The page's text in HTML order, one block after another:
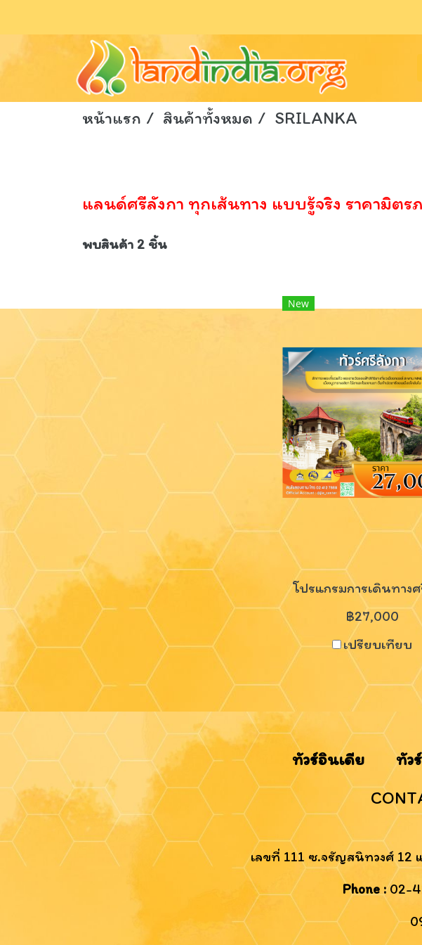
หน้าแรก สินค้าทั้งหมด SRILANKA
แลนด์ศรีลังกา ทุกเส้นทาง แบบรู้จริง ราคามิตร
พบสินค้า 2 ชิ้น
New
฿27,000
เปรียบเทียบ
ทัวร์อินเดีย ทัว
เลขที่ 111 ซ.จรัญสนิทวงศ์ 12
Phone :02-